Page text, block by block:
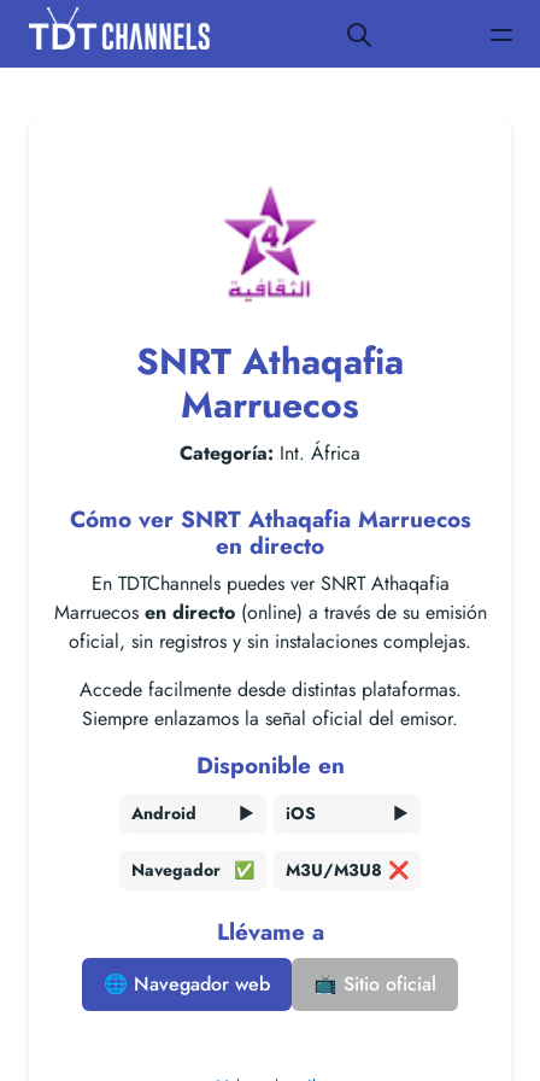
SNRT Athaqafia
Marruecos
Categoría: Int. África
Cómo ver SNRT Athaqafia Marruecos
en directo
En TDTChannels puedes ver SNRT Athaqafia
Marruecos en directo(online) a través de su emisión
oficial, sin registros y sin instalaciones complejas.
Accede facilmente desde distintas plataformas.
Siempre enlazamos la señal oficial del emisor.
Disponible en
Android ▶️ iOS ▶️
Navegador ✅ M3U/M3U8 ❌
Llévame a
🌐 Navegador web 📺 Sitio oficial